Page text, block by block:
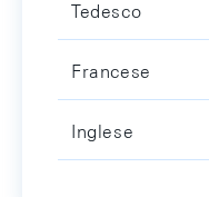
Tedesco
Francese
Inglese